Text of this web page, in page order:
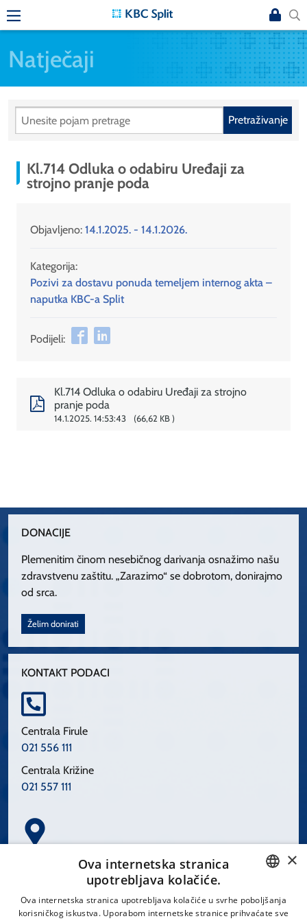
Natječaji
Pretraživanje
Kl.714 Odluka o odabiru Uređaji za
strojno pranje poda
Objavljeno: 14.1.2025. - 14.1.2026.
Kategorija:
Pozivi za dostavu ponuda temeljem internog akta –
naputka KBC-a Split
Podijeli:
Kl.714 Odluka o odabiru Uređaji za strojno
pranje poda
14.1.2025. 14:53:43 66,62 KB
DONACIJE
Plemenitim činom nesebičnog darivanja osnažimo našu
zdravstvenu zaštitu. „Zarazimo“ se dobrotom, donirajmo
od srca.
Želim donirati
KONTAKT PODACI
Centrala Firule
021 556 111
Centrala Križine
021 557 111
Spinčićeva 1, 21000 Split
CROATIAN
×
Ova internetska stranica
upotrebljava kolačiće.
Ova internetska stranica upotrebljava kolačiće u svrhe poboljšanja
korisničkog iskustva. Uporabom internetske stranice prihvaćate sve